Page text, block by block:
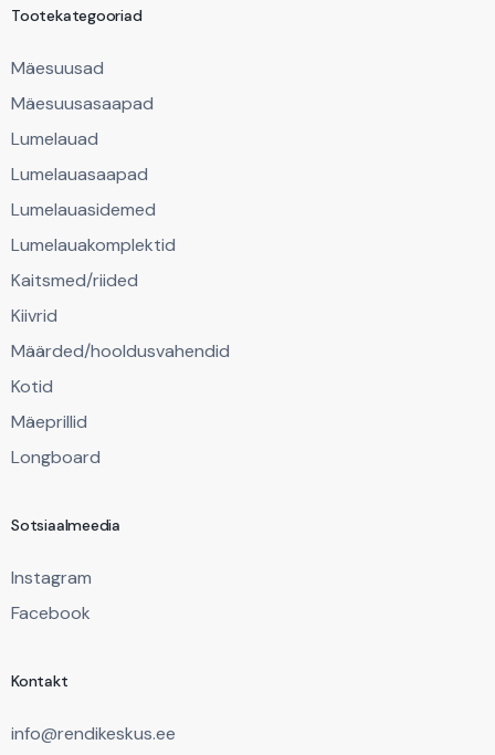
Tootekategooriad
Mäesuusad
Mäesuusasaapad
Lumelauad
Lumelauasaapad
Lumelauasidemed
Lumelauakomplektid
Kaitsmed/riided
Kiivrid
Määrded/hooldusvahendid
Kotid
Mäeprillid
Longboard
Sotsiaalmeedia
Instagram
Facebook
Kontakt
info@rendikeskus.ee